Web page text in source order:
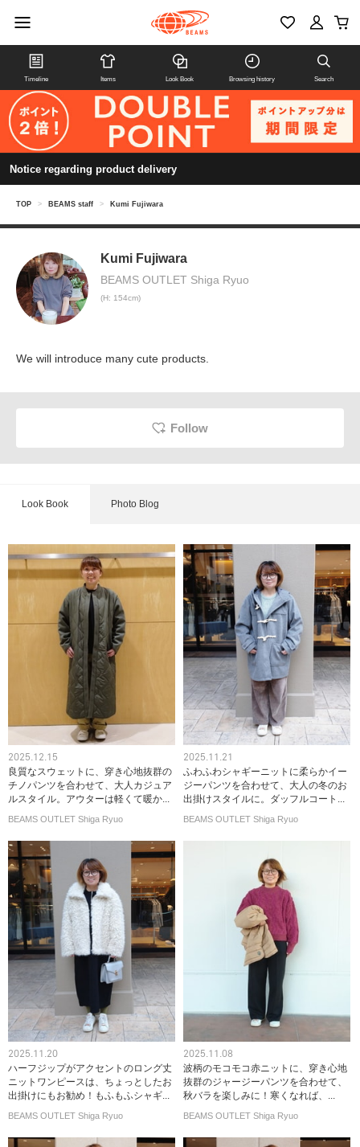
Timeline Items Look Book Browsing history Search
Notice regarding product delivery
TOP > BEAMS staff > Kumi Fujiwara
Kumi Fujiwara
BEAMS OUTLET Shiga Ryuo
(H: 154cm)
We will introduce many cute products.
Follow
Look Book Photo Blog
2025.12.15
良質なスウェットに、穿き心地抜群の
チノパンツを合わせて、大人カジュア
ルスタイル。アウターは軽くて暖か...
BEAMS OUTLET Shiga Ryuo
2025.11.21
ふわふわシャギーニットに柔らかイー
ジーパンツを合わせて、大人の冬のお
出掛けスタイルに。ダッフルコート...
BEAMS OUTLET Shiga Ryuo
2025.11.20
ハーフジップがアクセントのロング丈
ニットワンピースは、ちょっとしたお
出掛けにもお勧め！もふもふシャギ...
BEAMS OUTLET Shiga Ryuo
2025.11.08
波柄のモコモコ赤ニットに、穿き心地
抜群のジャージーパンツを合わせて、
秋バラを楽しみに！寒くなれば、...
BEAMS OUTLET Shiga Ryuo